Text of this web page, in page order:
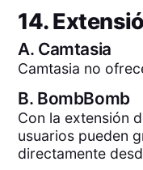
14.
A. Camtasia
Camtasia no
B. BombBomb
Con la extensión
usuarios pueden
directamente